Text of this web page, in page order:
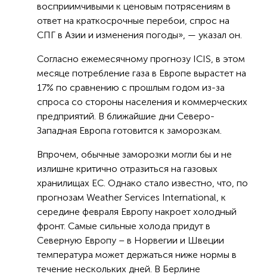
восприимчивыми к ценовым потрясениям в
ответ на краткосрочные перебои, спрос на
СПГ в Азии и изменения погоды», — указал он.
Согласно ежемесячному прогнозу ICIS, в этом
месяце потребление газа в Европе вырастет на
17% по сравнению с прошлым годом из-за
спроса со стороны населения и коммерческих
предприятий. В ближайшие дни Северо-
Западная Европа готовится к заморозкам.
Впрочем, обычные заморозки могли бы и не
излишне критично отразиться на газовых
хранилищах ЕС. Однако стало известно, что, по
прогнозам Weather Services International, к
середине февраля Европу накроет холодный
фронт. Самые сильные холода придут в
Северную Европу – в Норвегии и Швеции
температура может держаться ниже нормы в
течение нескольких дней. В Берлине